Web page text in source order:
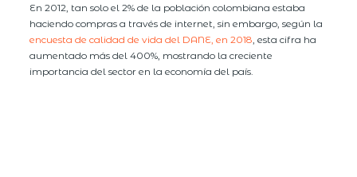
En 2012, tan solo el 2% de la población colombiana estaba
haciendo compras a través de internet, sin embargo, según la
encuesta de calidad de vida del DANE, en 2018 , esta cifra ha
aumentado más del 400%, mostrando la creciente
importancia del sector en la economía del país.